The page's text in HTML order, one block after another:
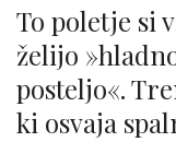
To poletje si
želijo
posteljo«.
ki osvaja